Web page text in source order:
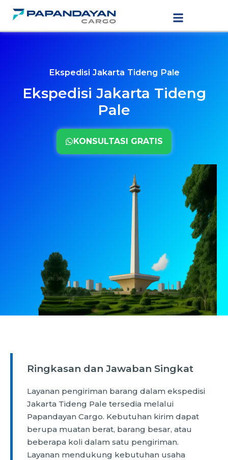
Lewati
konten
Ekspedisi Jakarta Tideng Pale
Ekspedisi Jakarta Tideng
Pale
KONSULTASI GRATIS
Ringkasan dan Jawaban Singkat
Layanan pengiriman barang dalam ekspedisi
Jakarta Tideng Pale tersedia melalui
Papandayan Cargo. Kebutuhan kirim dapat
berupa muatan berat, barang besar, atau
beberapa koli dalam satu pengiriman.
Layanan mendukung kebutuhan usaha